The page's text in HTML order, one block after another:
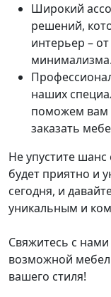
Широкий
решений,
интерьер –
минимализма.
наших
поможем вам
заказать
Не упустите шанс
будет приятно и
сегодня, и
уникальным и
Свяжитесь с
возможной
вашего стиля!